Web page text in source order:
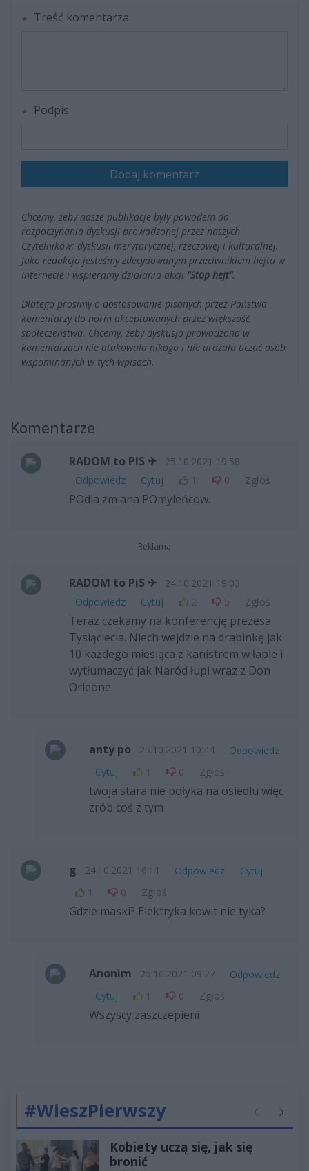
Treść komentarza
Podpis
Dodaj komentarz
Chcemy, żeby nasze publikacje były powodem do
rozpoczynania dyskusji prowadzonej przez naszych
Czytelników; dyskusji merytorycznej, rzeczowej i kulturalnej.
Jako redakcja jesteśmy zdecydowanym przeciwnikiem hejtu w
Internecie i wspieramy działania akcji "Stop hejt".
Dlatego prosimy o dostosowanie pisanych przez Państwa
komentarzy do norm akceptowanych przez większość
społeczeństwa. Chcemy, żeby dyskusja prowadzona w
komentarzach nie atakowała nikogo i nie urażała uczuć osób
wspominanych w tych wpisach.
Komentarze
RADOM to PIS ✈
25.10.2021 19:58
Odpowiedz
Cytuj 1 0 Zgłoś
POdla zmiana POmyleńcow.
Reklama
RADOM to PiS ✈
24.10.2021 19:03
Odpowiedz
Cytuj 2 5 Zgłoś
Teraz czekamy na konferencję prezesa
Tysiąclecia. Niech wejdzie na drabinkę jak
10 każdego miesiąca z kanistrem w łapie i
wytłumaczyć jak Naród łupi wraz z Don
Orleone.
anty po 25.10.2021 10:44
Odpowiedz
Cytuj
1 0 Zgłoś
twoja stara nie połyka na osiedlu więc
zrób coś z tym
g 24.10.2021 16:11 Odpowiedz
Cytuj
1
0 Zgłoś
Gdzie maski? Elektryka kowit nie tyka?
Anonim 25.10.2021 09:27
Odpowiedz
Cytuj
1 0 Zgłoś
Wszyscy zaszczepieni
#WieszPierwszy Poprzednie
Kobiety uczą się, jak się
bronić